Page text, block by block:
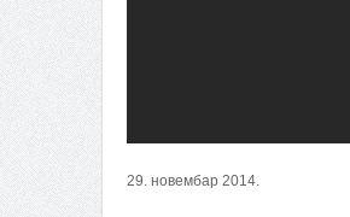
29. новембар 2014.